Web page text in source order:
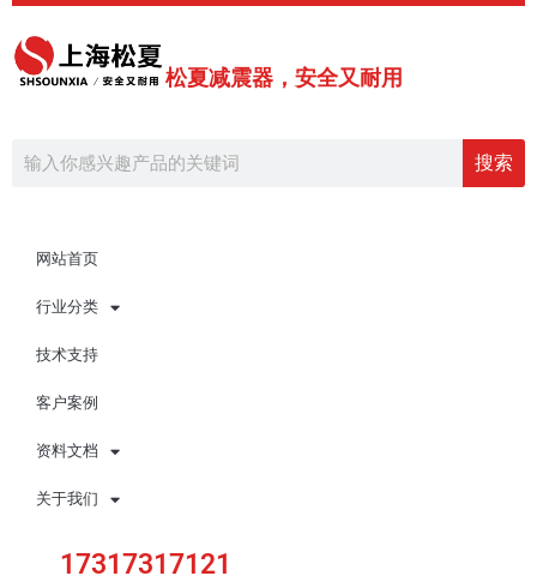
跳
内
松夏减震器，安全又耐用
搜索
网站首页
行业分类
技术支持
客户案例
资料文档
关于我们
17317317121